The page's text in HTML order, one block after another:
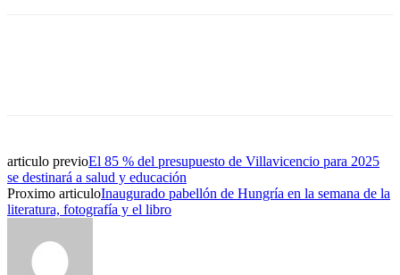
articulo previoEl 85 % del presupuesto de Villavicencio para 2025
se destinará a salud y educación
Proximo articuloInaugurado pabellón de Hungría en la semana de la
literatura, fotografía y el libro